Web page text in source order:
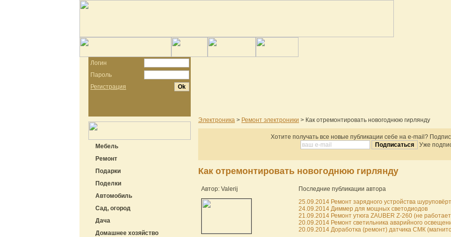
Логин
Пароль
Регистрация
Мебель
Ремонт
Подарки
Поделки
Автомобиль
Сад, огород
Дача
Домашнее хозяйство
Электроника > Ремонт электроники > Как отремонтировать новогоднюю гирлянду
Хотите получать все новые публикации себе на e-mail?
Уже
Как отремонтировать новогоднюю гирлянду
Автор: Valerij
Последние публикации автора
25.09.2014 Ремонт зарядного устройства
24.09.2014 Диммер для мощных светодиодов
21.09.2014 Ремонт утюга ZAUBER Z-260 (не работает
20.09.2014 Ремонт светильника аварийного
20.09.2014 Доработка (ремонт) датчика СМК